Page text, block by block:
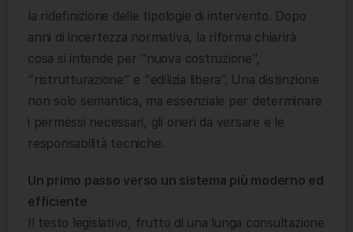
la ridefinizione delle tipologie di intervento. Dopo
anni di incertezza normativa, la riforma chiarirà
cosa si intende per “nuova costruzione”,
“ristrutturazione” e “edilizia libera”. Una distinzione
non solo semantica, ma essenziale per determinare
i permessi necessari, gli oneri da versare e le
responsabilità tecniche.
Un primo passo verso un sistema più moderno ed
efficiente
Il testo legislativo, frutto di una lunga consultazione